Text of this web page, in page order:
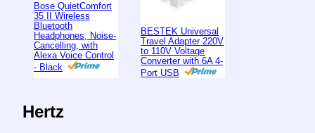
Bose QuietComfort
35 II Wireless
Bluetooth
Headphones, Noise-
Cancelling, with
Alexa Voice Control
- Black
BESTEK Universal
Travel Adapter 220V
to 110V Voltage
Converter with 6A 4-
Port USB
Hertz